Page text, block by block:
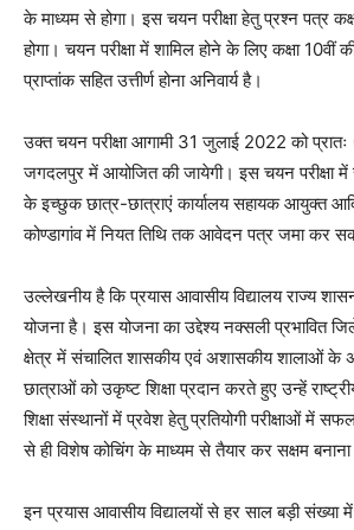
के माध्यम से होगा। इस चयन परीक्षा हेतु प्रश्न पत्र
होगा। चयन परीक्षा में शामिल होने के लिए कक्षा 10वीं
प्राप्तांक सहित उत्तीर्ण होना अनिवार्य है।
उक्त चयन परीक्षा आगामी 31 जुलाई 2022 को
जगदलपुर में आयोजित की जायेगी। इस चयन परीक्षा में
के इच्छुक छात्र-छात्राएं कार्यालय सहायक आयुक्त
कोण्डागांव में नियत तिथि तक आवेदन पत्र जमा कर
उल्लेखनीय है कि प्रयास आवासीय विद्यालय राज्य
योजना है। इस योजना का उद्देश्य नक्सली प्रभावित
क्षेत्र में संचालित शासकीय एवं अशासकीय शालाओं के
छात्राओं को उकृष्ट शिक्षा प्रदान करते हुए उन्हें
शिक्षा संस्थानों में प्रवेश हेतु प्रतियोगी परीक्षाओं में
से ही विशेष कोचिंग के माध्यम से तैयार कर सक्षम
इन प्रयास आवासीय विद्यालयों से हर साल बड़ी संख्या